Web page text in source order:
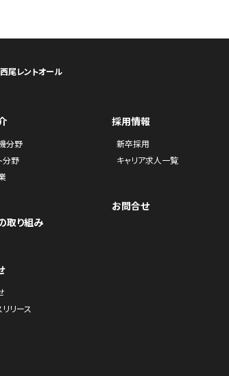
尾レントオール
分野
分野
取り組み
リース
採用情報
新卒採用
キャリア求人一覧
お問合せ